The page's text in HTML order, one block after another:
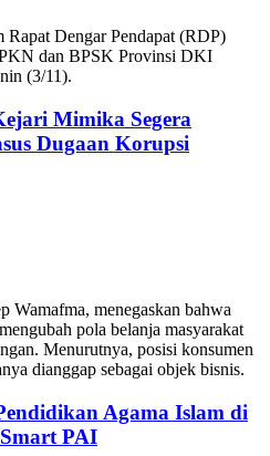
Rapat Dengar Pendapat (RDP)
dan BPSK Provinsi DKI
(3/11).
Mimika Segera
Dugaan Korupsi
menegaskan bahwa
pola belanja masyarakat
Menurutnya, posisi konsumen
dianggap sebagai objek bisnis.
Agama Islam di
PAI